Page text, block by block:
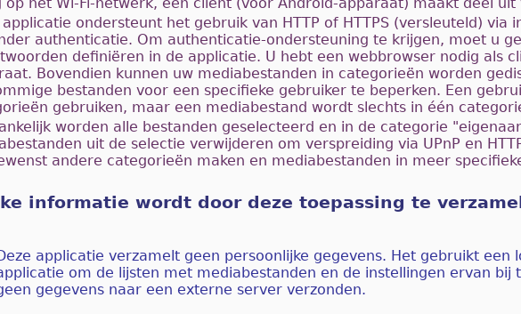
applicatie ondersteunt het gebruik van HTTP of HTTPS (versleuteld)
authenticatie. Om authenticatie-ondersteuning te krijgen, moet u
definiëren in de applicatie. U hebt een webbrowser nodig als
Bovendien kunnen uw mediabestanden in categorieën worden
bestanden voor een specifieke gebruiker te beperken. Een
gebruiken, maar een mediabestand wordt slechts in één
worden alle bestanden geselecteerd en in de categorie
uit de selectie verwijderen om verspreiding via UPnP en
andere categorieën maken en mediabestanden in meer
informatie wordt door deze toepassing te
applicatie verzamelt geen persoonlijke gegevens. Het gebruikt een
om de lijsten met mediabestanden en de instellingen ervan bij
gegevens naar een externe server verzonden.